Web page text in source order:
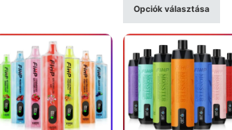
Opciók választása